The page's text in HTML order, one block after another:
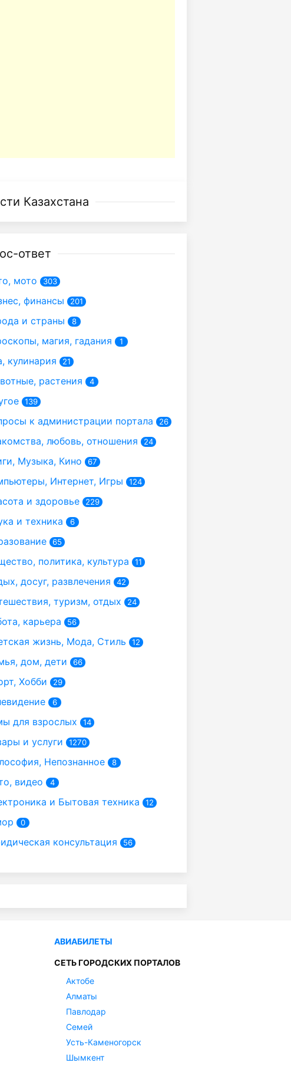
Казахстана
ответ
мото 303
финансы 201
и страны 8
магия, гадания 1
кулинария 21
растения 4
139
к администрации портала 26
любовь, отношения 24
Музыка, Кино 67
Интернет, Игры 124
и здоровье 229
и техника 6
65
политика, культура 11
досуг, развлечения 42
туризм, отдых 24
карьера 56
жизнь, Мода, Стиль 12
дом, дети 66
Хобби 29
6
для взрослых 14
и услуги 1270
Непознанное 8
видео 4
и Бытовая техника 12
0
консультация 56
АВИАБИЛЕТЫ
СЕТЬ ГОРОДСКИХ ПОРТАЛОВ
Актобе
Алматы
Павлодар
Семей
Усть-Каменогорск
Шымкент